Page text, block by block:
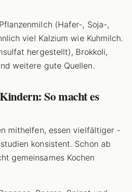
(Hafer-, Soja-,
viel Kalzium wie Kuhmilch.
hergestellt), Brokkoli,
weitere gute Quellen.
So macht es
mithelfen, essen vielfältiger -
konsistent. Schon ab
gemeinsames Kochen